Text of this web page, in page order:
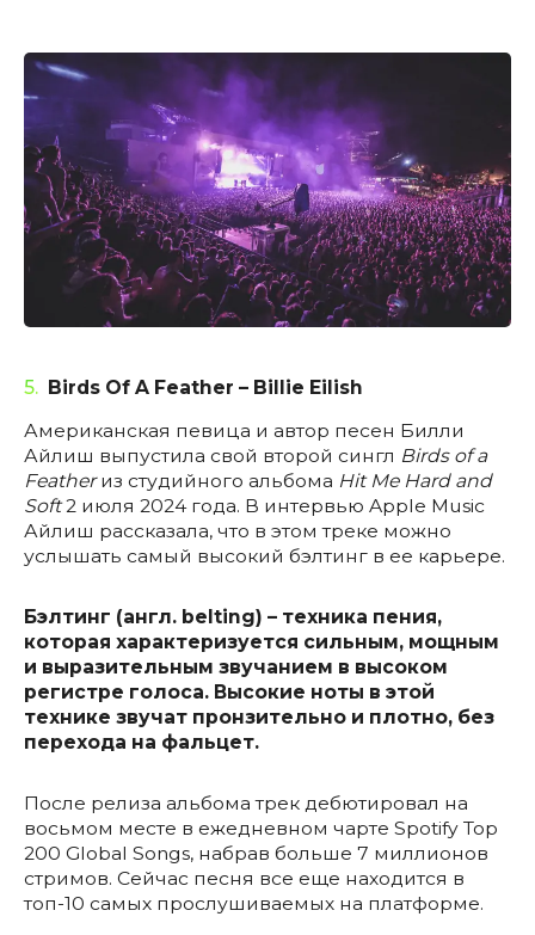
5. Birds Of A Feather – Billie Eilish
Американская певица и автор песен Билли
Айлиш выпустила свой второй сингл Birds of a
Featherиз студийного альбома Hit Me Hard and
Soft2 июля 2024 года. В интервью Apple Music
Айлиш рассказала, что в этом треке можно
услышать самый высокий бэлтинг в ее карьере.
Бэлтинг (англ. belting) – техника пения,
которая характеризуется сильным, мощным
и выразительным звучанием в высоком
регистре голоса. Высокие ноты в этой
технике звучат пронзительно и плотно, без
перехода на фальцет.
После релиза альбома трек дебютировал на
восьмом месте в ежедневном чарте Spotify Top
200 Global Songs, набрав больше 7 миллионов
стримов. Сейчас песня все еще находится в
топ-10 самых прослушиваемых на платформе.